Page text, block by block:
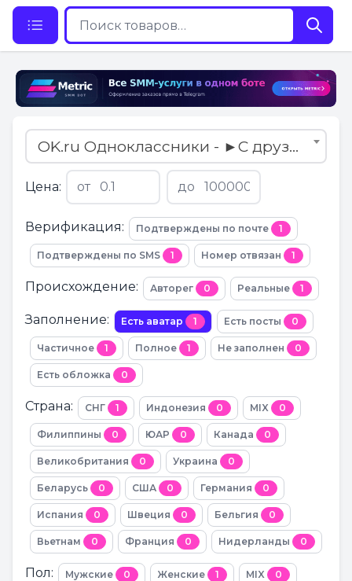
OK.ru Одноклассники - ►С друзьями
Цена: от до
Верификация: Подтверждены по почте 1
Подтверждены по SMS 1 Номер отвязан 1
Происхождение: Авторег 0 Реальные 1
Заполнение: Есть аватар 1 Есть посты 0
Частичное 1 Полное 1 Не заполнен 0
Есть обложка 0
Страна: СНГ 1 Индонезия 0 MIX 0
Филиппины 0 ЮАР 0 Канада 0
Великобритания 0 Украина 0
Беларусь 0 США 0 Германия 0
Испания 0 Швеция 0 Бельгия 0
Вьетнам 0 Франция 0 Нидерланды 0
Пол: Мужские 0 Женские 1 MIX 0